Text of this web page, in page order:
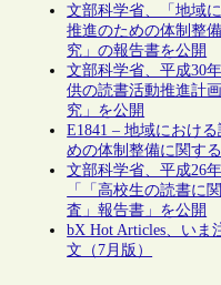
文部科学省、「地域
推進のための体制整
究」の報告書を公開
文部科学省、平成30
供の読書活動推進計
究」を公開
E1841 – 地域におけ
めの体制整備に関す
文部科学省、平成26
「「高校生の読書に
査」報告書」を公開
bX Hot Articles、いま
文（7月版）